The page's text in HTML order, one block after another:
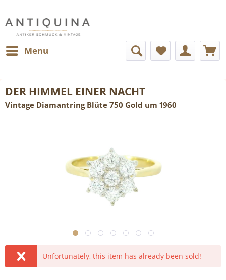
Menu
DER HIMMEL EINER NACHT
Vintage Diamantring Blüte 750 Gold um 1960
Unfortunately, this item has already been sold!